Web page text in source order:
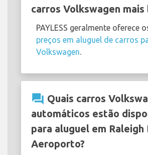
carros Volkswagen mais
PAYLESS geralmente oferece
preços em aluguel de carros
Volkswagen
question_answer Quais carros
automáticos estão
para aluguel em Raleigh
Aeroporto?